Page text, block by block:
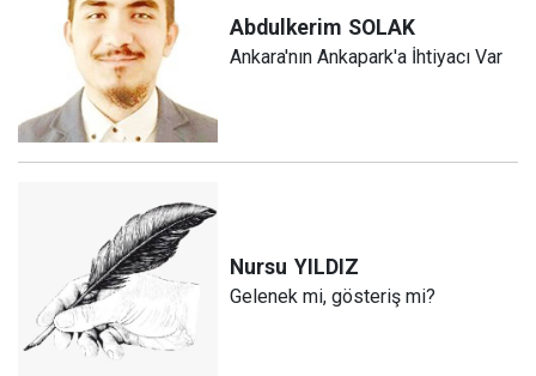
Abdulkerim SOLAK
Ankara'nın Ankapark'a İhtiyacı Var
Nursu YILDIZ
Gelenek mi, gösteriş mi?